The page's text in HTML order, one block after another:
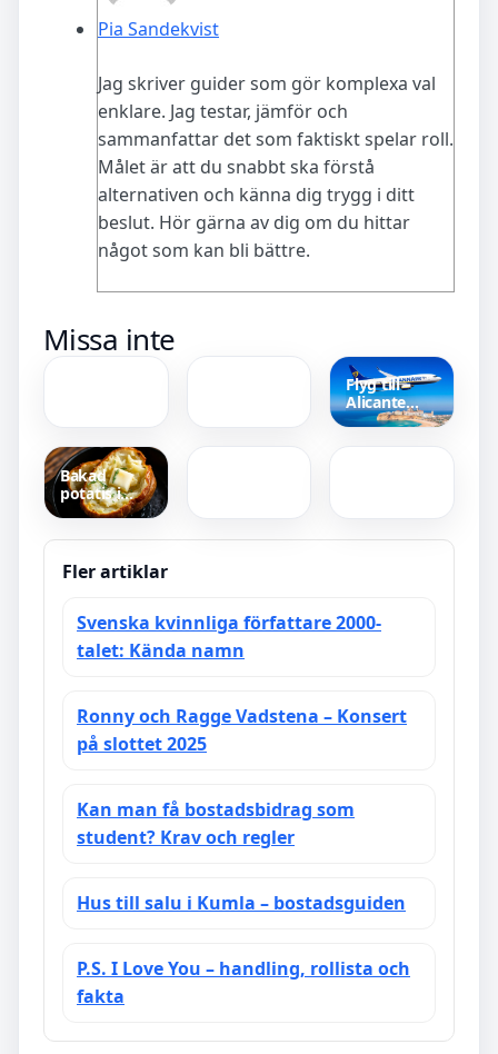
Pia Sandekvist
Jag skriver guider som gör komplexa val
enklare. Jag testar, jämför och
sammanfattar det som faktiskt spelar roll.
Målet är att du snabbt ska förstå
alternativen och känna dig trygg i ditt
beslut. Hör gärna av dig om du hittar
något som kan bli bättre.
Missa inte
Svanslös
och den
Flyg till
Alicante
från
Bakad
potatis i
ugn – enkelt
folie, steg
för steg
Cocktail
Hus till salu
Umeå –
Fler artiklar
Svenska kvinnliga författare 2000-
talet: Kända namn
Ronny och Ragge Vadstena – Konsert
på slottet 2025
Kan man få bostadsbidrag som
student? Krav och regler
Hus till salu i Kumla – bostadsguiden
P.S. I Love You – handling, rollista och
fakta